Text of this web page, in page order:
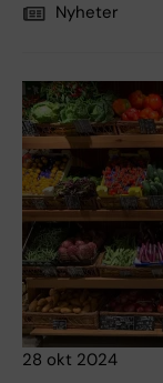
Nyheter
28 okt 2024